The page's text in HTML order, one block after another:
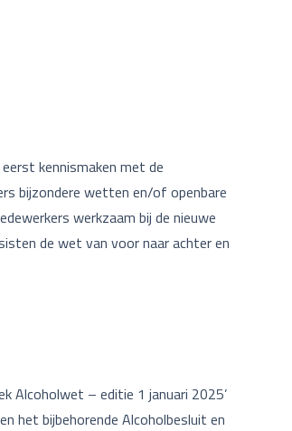
kennismaken met de
bijzondere wetten en/of openbare
werkzaam bij de nieuwe
de wet van voor naar achter en
Alcoholwet – editie 1 januari 2025’
het bijbehorende Alcoholbesluit en